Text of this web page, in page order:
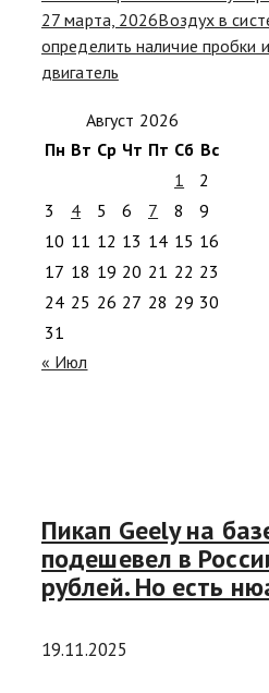
27 марта, 2026Воздух в
определить наличие пробки
двигатель
Август 2026
Пн Вт Ср Чт Пт Сб Вс
1
2
3
4 5 6 7 8
9
10 11 12 13 14 15 16
17 18 19 20 21 22 23
24 25 26 27 28 29 30
31
« Июл
Пикап Geely на
подешевел в
рублей. Но есть
19.11.2025